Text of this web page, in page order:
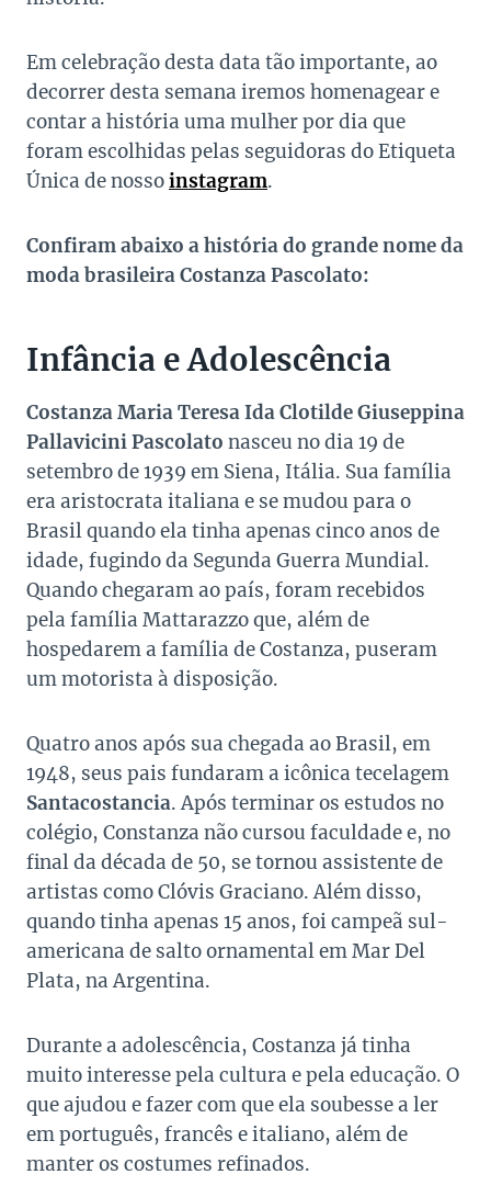
Em celebração desta data tão importante, ao
decorrer desta semana iremos homenagear e
contar a história uma mulher por dia que
foram escolhidas pelas seguidoras do Etiqueta
Única de nossoinstagram.
Confiram abaixo a história do grande nome da
moda brasileira Costanza Pascolato:
Infância e Adolescência
Costanza Maria Teresa Ida Clotilde Giuseppina
Pallavicini Pascolato nasceu no dia 19 de
setembro de 1939 em Siena, Itália. Sua família
era aristocrata italiana e se mudou para o
Brasil quando ela tinha apenas cinco anos de
idade, fugindo da Segunda Guerra Mundial.
Quando chegaram ao país, foram recebidos
pela família Mattarazzo que, além de
hospedarem a família de Costanza, puseram
um motorista à disposição.
Quatro anos após sua chegada ao Brasil, em
1948, seus pais fundaram a icônica tecelagem
Santacostancia. Após terminar os estudos no
colégio, Constanza não cursou faculdade e, no
final da década de 50, se tornou assistente de
artistas como Clóvis Graciano. Além disso,
quando tinha apenas 15 anos, foi campeã sul-
americana de salto ornamental em Mar Del
Plata, na Argentina.
Durante a adolescência, Costanza já tinha
muito interesse pela cultura e pela educação. O
que ajudou e fazer com que ela soubesse a ler
em português, francês e italiano, além de
manter os costumes refinados.